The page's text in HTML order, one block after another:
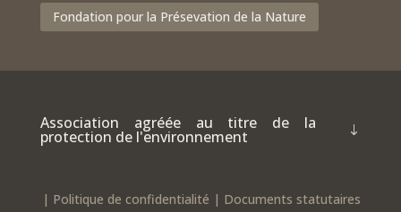
Fondation pour la Présevation de la Nature
Association agréée au titre de la
protection de l'environnement
| Politique de confidentialité | Documents statutaires